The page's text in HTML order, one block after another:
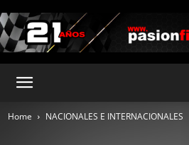
Home NACIONALES E INTERNACIONALES